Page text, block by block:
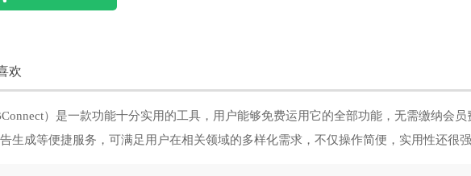
欢
）是一款功能十分实用的工具，用户能够免费运用它的全部功能，无需缴纳会员
生成等便捷服务，可满足用户在相关领域的多样化需求，不仅操作简便，实用性还很